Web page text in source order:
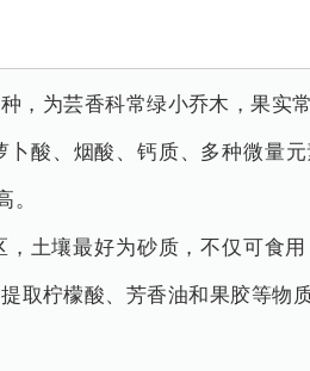
，为芸香科常绿小乔木，果实
酸、烟酸、钙质、多种微量
。
土壤最好为砂质，不仅可食
取柠檬酸、芳香油和果胶等物